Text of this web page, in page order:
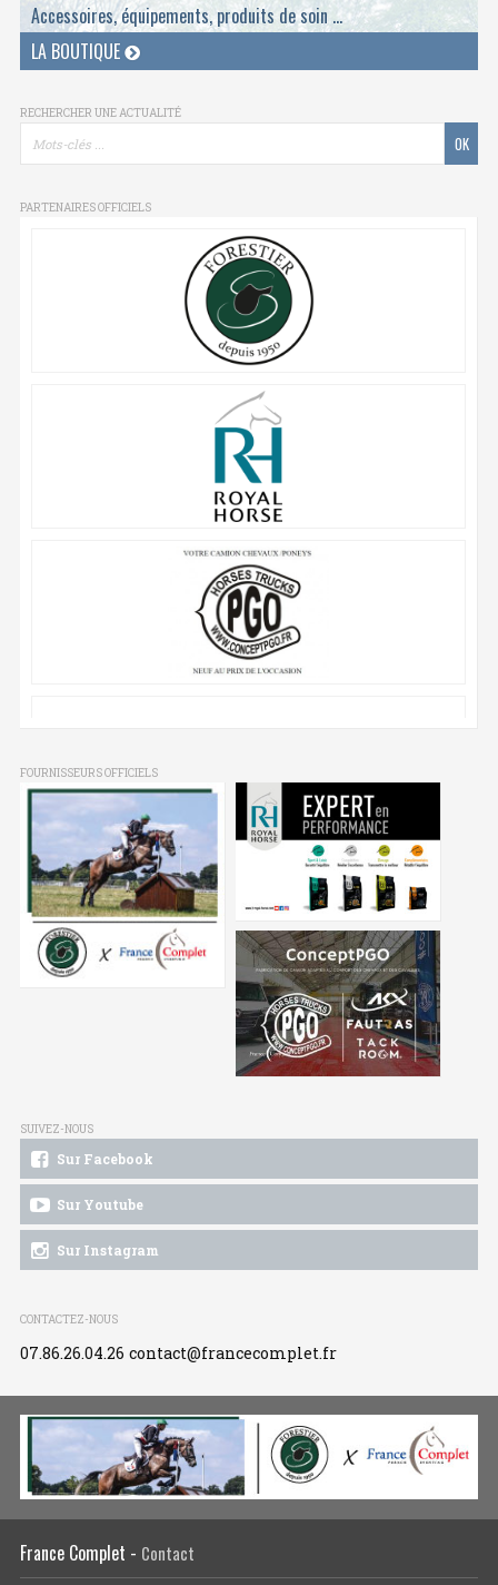
Accessoires, équipements, produits de soin ...
LA BOUTIQUE
RECHERCHER UNE ACTUALITÉ
PARTENAIRES OFFICIELS
FOURNISSEURS OFFICIELS
SUIVEZ-NOUS
Sur Facebook
Sur Youtube
Sur Instagram
CONTACTEZ-NOUS
07.86.26.04.26 contact@francecomplet.fr
France Complet - Contact